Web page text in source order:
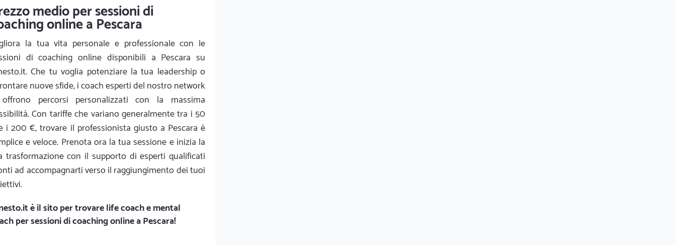
medio per sessioni di
online a Pescara
la tua vita personale e professionale con le
di coaching online disponibili a Pescara su
Che tu voglia potenziare la tua leadership o
nuove sfide, i coach esperti del nostro network
percorsi personalizzati con la massima
Con tariffe che variano generalmente tra i 50
i 200 €, trovare il professionista giusto a Pescara è
e veloce. Prenota ora la tua sessione e inizia la
trasformazione con il supporto di esperti qualificati
ad accompagnarti verso il raggiungimento dei tuoi
è il sito per trovare life coach e mental
per sessioni di coaching online a Pescara!